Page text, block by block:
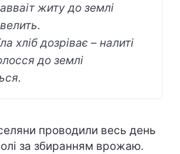
житу до землі
хліб дозріває – налиті
до землі
проводили весь день
за збиранням врожаю.